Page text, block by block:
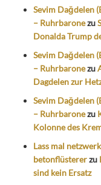
Sevim Dağdelen
– Ruhrbaronezu
Donalda Trump
Sevim Dağdelen
– Ruhrbaronezu
Dagdelen zur
Sevim Dağdelen
– Ruhrbaronezu
Kolonne des
Lass mal
betonflüstererzu
sind kein Ersatz